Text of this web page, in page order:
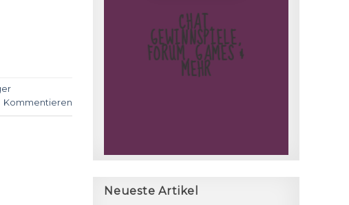
Kommentieren
CHAT,
GEWINNSPIELE,
FORUM, GAMES &
MEHR
Neueste Artikel